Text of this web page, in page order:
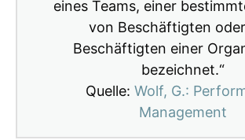
eines Teams, einer
von Beschäftigten
Beschäftigten einer
bezeichnet.“
Quelle: Wolf, G.:
Management